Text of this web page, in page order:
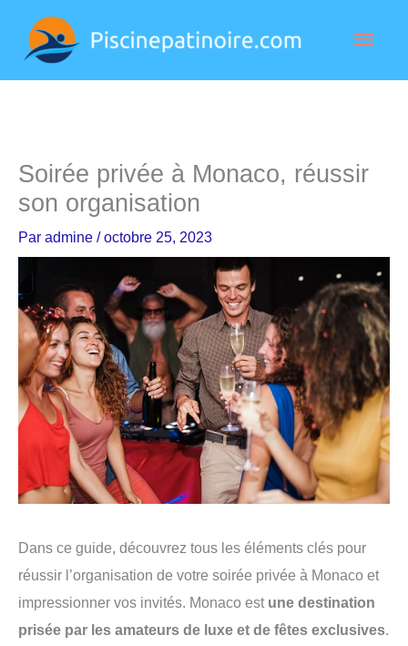
contenu
Soirée privée à Monaco, réussir
son organisation
Par admine /octobre 25, 2023
Dans ce guide, découvrez tous les éléments clés pour
réussir l’organisation de votre soirée privée à Monaco et
impressionner vos invités. Monaco est une destination
prisée par les amateurs de luxe et de fêtes exclusives.